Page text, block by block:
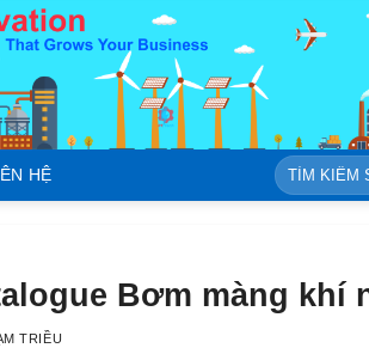
HỆ
Tìm
kiếm:
Bơm màng khí
TRIỀU